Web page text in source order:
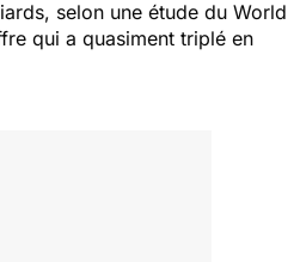
selon une étude du World
qui a quasiment triplé en